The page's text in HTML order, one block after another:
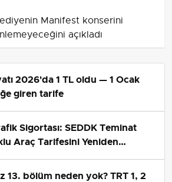
Manifest konserini
açıkladı
Dama Turnuvası
uluslararası dama turnuvası
getirdi.
Yayın Tarihi:
Güncelleme Tarihi: